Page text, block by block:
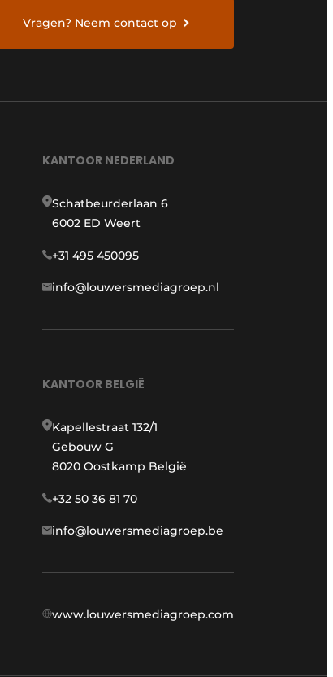
Vragen? Neem contact op
KANTOOR NEDERLAND
Schatbeurderlaan 6
6002 ED Weert
+31 495 450095
info@louwersmediagroep.nl
KANTOOR BELGIË
Kapellestraat 132/1
Gebouw G
8020 Oostkamp België
+32 50 36 81 70
info@louwersmediagroep.be
www.louwersmediagroep.com